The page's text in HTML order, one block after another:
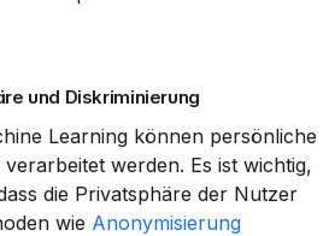
und Diskriminierung
Learning können persönliche
werden. Es ist wichtig,
die Privatsphäre der Nutzer
wie Anonymisierung